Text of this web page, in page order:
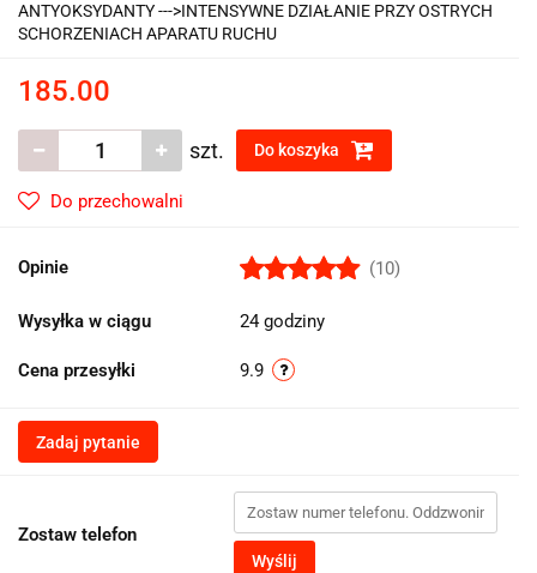
ANTYOKSYDANTY --->INTENSYWNE DZIAŁANIE PRZY OSTRYCH
SCHORZENIACH APARATU RUCHU
185.00
szt. Do koszyka
Do przechowalni
Opinie (10)
Wysyłka w ciągu 24 godziny
Cena przesyłki 9.9
Zadaj pytanie
Zostaw telefon
Wyślij